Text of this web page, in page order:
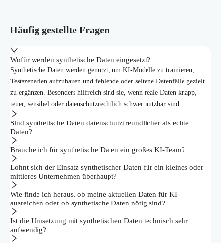
Häufig gestellte Fragen
Wofür werden synthetische Daten eingesetzt?
Synthetische Daten werden genutzt, um KI-Modelle zu trainieren,
Testszenarien aufzubauen und fehlende oder seltene Datenfälle gezielt
zu ergänzen. Besonders hilfreich sind sie, wenn reale Daten knapp,
teuer, sensibel oder datenschutzrechtlich schwer nutzbar sind.
Sind synthetische Daten datenschutzfreundlicher als echte
Daten?
Brauche ich für synthetische Daten ein großes KI-Team?
Lohnt sich der Einsatz synthetischer Daten für ein kleines oder
mittleres Unternehmen überhaupt?
Wie finde ich heraus, ob meine aktuellen Daten für KI
ausreichen oder ob synthetische Daten nötig sind?
Ist die Umsetzung mit synthetischen Daten technisch sehr
aufwendig?